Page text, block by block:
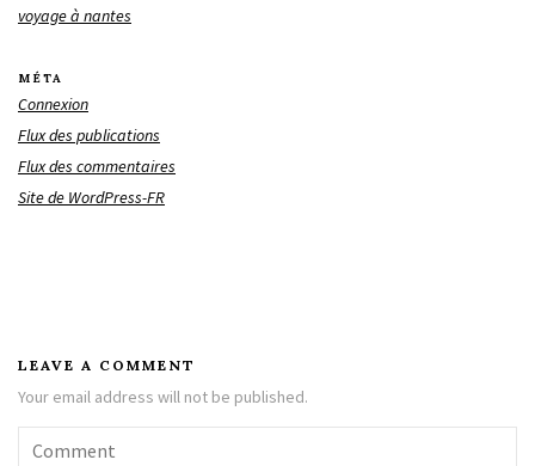
voyage à nantes
MÉTA
Connexion
Flux des publications
Flux des commentaires
Site de WordPress-FR
LEAVE A COMMENT
Your email address will not be published.